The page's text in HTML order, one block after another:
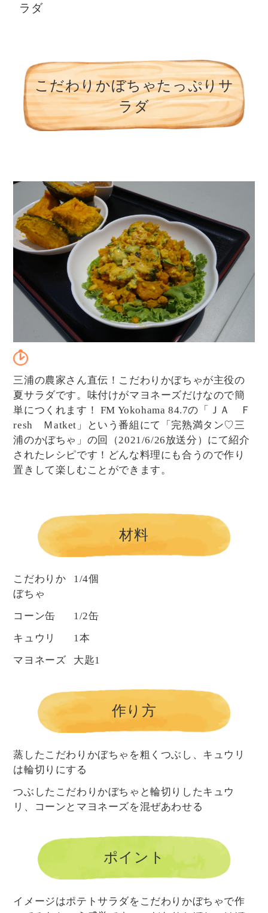
ラダ
こだわりかぼちゃたっぷりサ
ラダ
三浦の農家さん直伝！こだわりかぼちゃが主役の
夏サラダです。味付けがマヨネーズだけなので簡
単につくれます！ FM Yokohama 84.7の「ＪＡ Ｆ
resh Ｍatket」という番組にて「完熟満タン♡三
浦のかぼちゃ」の回（2021/6/26放送分）にて紹介
されたレシピです！どんな料理にも合うので作り
置きして楽しむことができます。
材料
こだわりか
ぼちゃ
1/4個
コーン缶
1/2缶
キュウリ
1本
マヨネーズ
大匙1
作り方
蒸したこだわりかぼちゃを粗くつぶし、キュウリ
は輪切りにする
つぶしたこだわりかぼちゃと輪切りしたキュウ
リ、コーンとマヨネーズを混ぜあわせる
ポイント
イメージはポテトサラダをこだわりかぼちゃで作